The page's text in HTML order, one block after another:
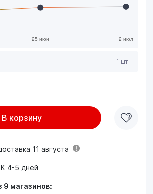
1 шт
В корзину
11 августа
4-5 дней
9 магазинов: